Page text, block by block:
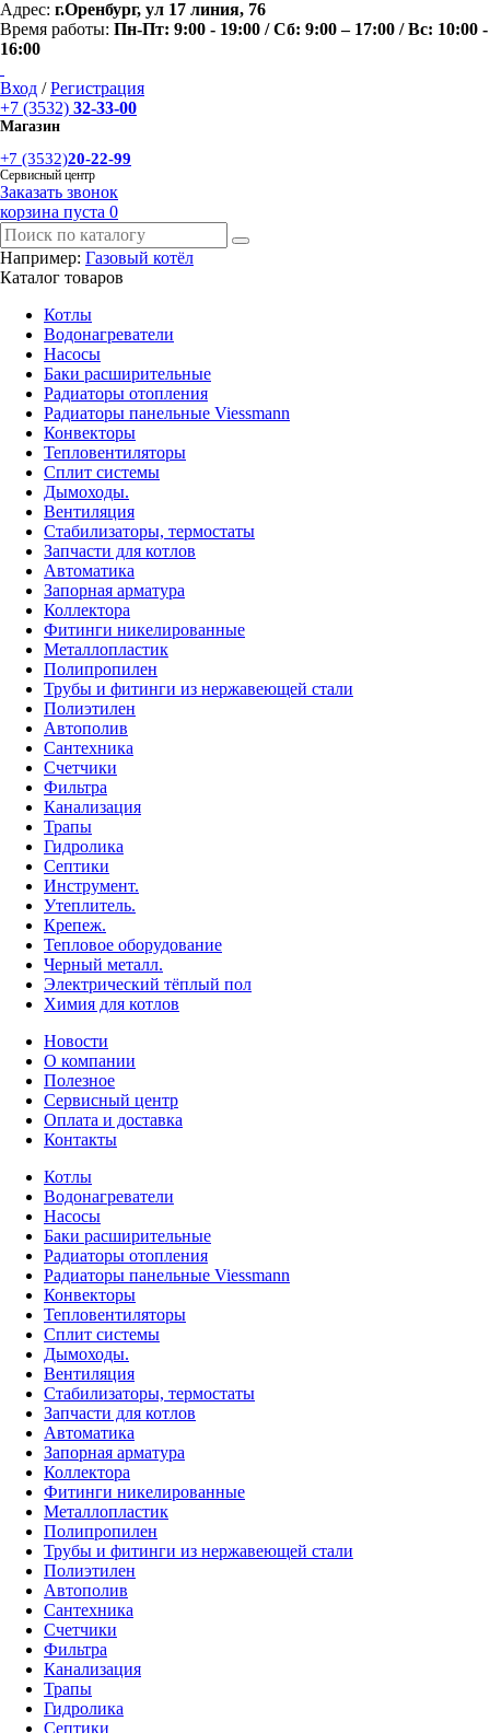
Адрес: г.Оренбург, ул 17 линия, 76
Время работы: Пн-Пт: 9:00 - 19:00 / Сб: 9:00 – 17:00 / Вс: 10:00 -
16:00
Вход / Регистрация
+7 (3532) 32-33-00
Магазин
+7 (3532)20-22-99
Сервисный центр
Заказать звонок
корзина пуста 0
Например: Газовый котёл
Каталог товаров
Котлы
Водонагреватели
Насосы
Баки расширительные
Радиаторы отопления
Радиаторы панельные Viessmann
Конвекторы
Тепловентиляторы
Сплит системы
Дымоходы.
Вентиляция
Стабилизаторы, термостаты
Запчасти для котлов
Автоматика
Запорная арматура
Коллектора
Фитинги никелированные
Металлопластик
Полипропилен
Трубы и фитинги из нержавеющей стали
Полиэтилен
Автополив
Сантехника
Счетчики
Фильтра
Канализация
Трапы
Гидролика
Септики
Инструмент.
Утеплитель.
Крепеж.
Тепловое оборудование
Черный металл.
Электрический тёплый пол
Химия для котлов
Новости
О компании
Полезное
Сервисный центр
Оплата и доставка
Контакты
Котлы
Водонагреватели
Насосы
Баки расширительные
Радиаторы отопления
Радиаторы панельные Viessmann
Конвекторы
Тепловентиляторы
Сплит системы
Дымоходы.
Вентиляция
Стабилизаторы, термостаты
Запчасти для котлов
Автоматика
Запорная арматура
Коллектора
Фитинги никелированные
Металлопластик
Полипропилен
Трубы и фитинги из нержавеющей стали
Полиэтилен
Автополив
Сантехника
Счетчики
Фильтра
Канализация
Трапы
Гидролика
Септики